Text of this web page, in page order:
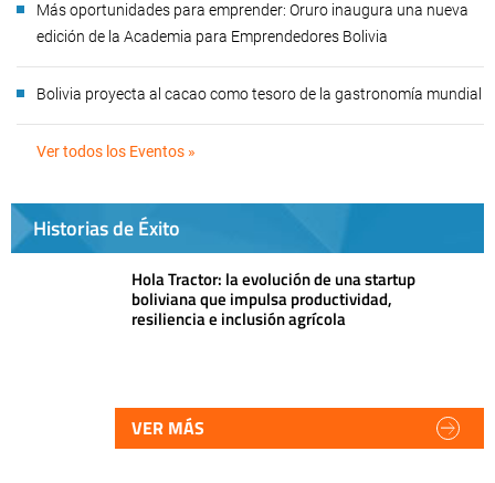
Más oportunidades para emprender: Oruro inaugura una nueva
edición de la Academia para Emprendedores Bolivia
Bolivia proyecta al cacao como tesoro de la gastronomía mundial
Ver todos los Eventos »
Historias de Éxito
Hola Tractor: la evolución de una startup
boliviana que impulsa productividad,
resiliencia e inclusión agrícola
VER MÁS